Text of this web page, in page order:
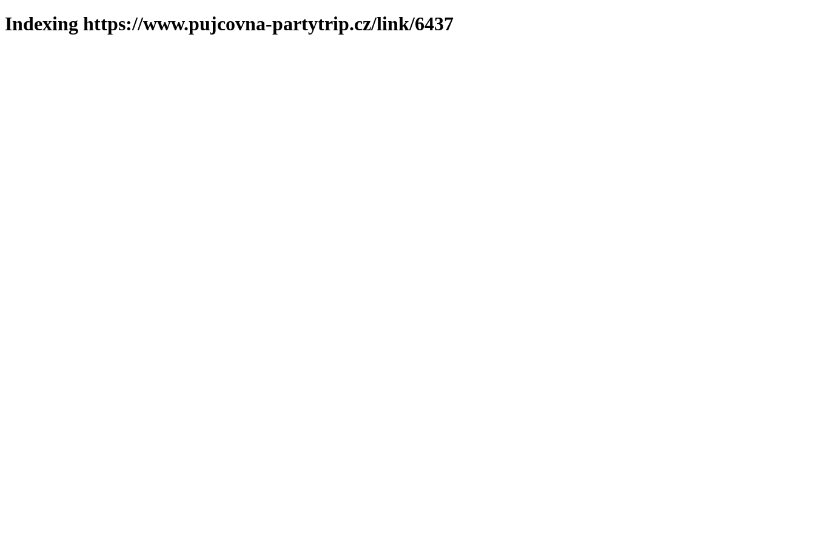
Indexing https://www.pujcovna-partytrip.cz/link/6437